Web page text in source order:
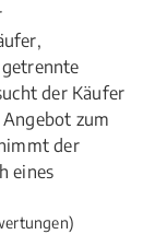
der Käufer
zum
der
eines